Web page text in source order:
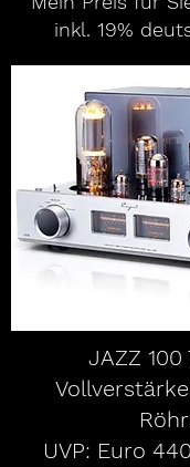
inkl. 19%
JAZZ 100
UVP: Euro